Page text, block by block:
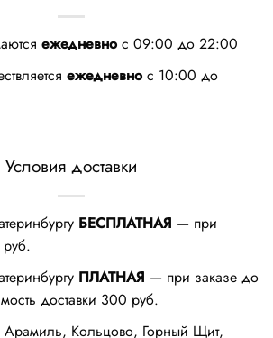
ежедневнос 09:00 до 22:00
ежедневнос 10:00 до
Условия доставки
БЕСПЛАТНАЯ — при
ПЛАТНАЯ — при заказе до
доставки 300 руб.
Арамиль, Кольцово, Горный Щит,